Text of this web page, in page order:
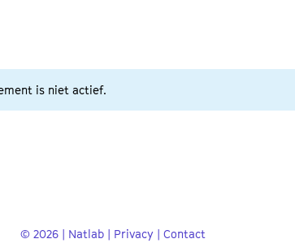
is niet actief.
© 2026 | Natlab | Privacy | Contact